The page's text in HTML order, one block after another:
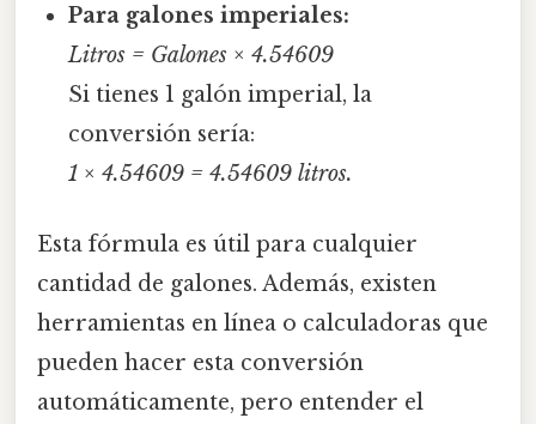
Para galones imperiales:
Litros = Galones × 4.54609
Si tienes 1 galón imperial, la
conversión sería:
1 × 4.54609 = 4.54609 litros.
Esta fórmula es útil para cualquier
cantidad de galones. Además, existen
herramientas en línea o calculadoras que
pueden hacer esta conversión
automáticamente, pero entender el